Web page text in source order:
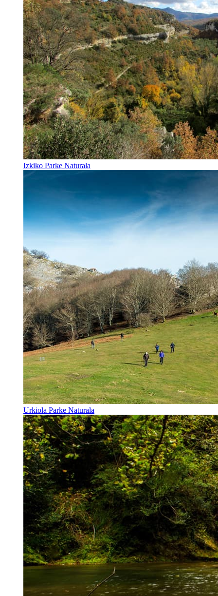
Izkiko Parke Naturala
Urkiola Parke Naturala